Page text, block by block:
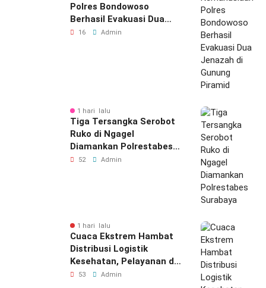
Polres Bondowoso
Berhasil Evakuasi Dua
Jenazah di Gunung
16 Admin
1 hari lalu
Tiga Tersangka Serobot
Ruko di Ngagel
Diamankan Polrestabes
Surabaya
52 Admin
1 hari lalu
Cuaca Ekstrem Hambat
Distribusi Logistik
Kesehatan, Pelayanan di
Bawean Tetap
53 Admin